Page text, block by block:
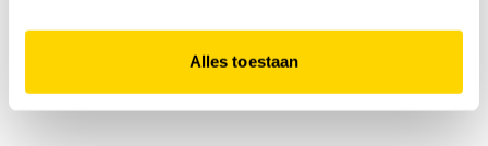
Alles toestaan